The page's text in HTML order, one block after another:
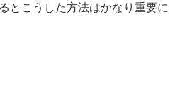
とこうした方法はかなり重要に